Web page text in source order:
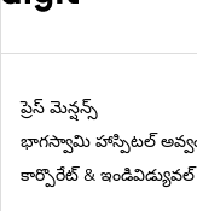
ప్రెస్ మెన్షన్స్
భాగస్వామి హాస్పిటల్
కార్పొరేట్ &